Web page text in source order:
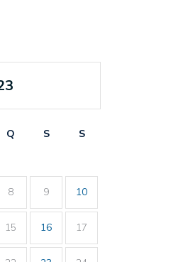
Q S
S
8 9 10
15 16 17